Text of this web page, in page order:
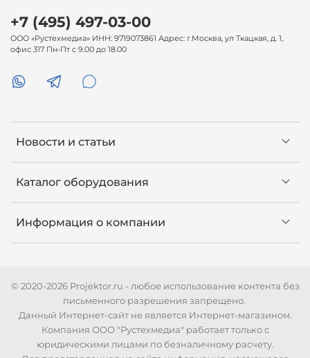
Новости и статьи
Каталог оборудования
Информация о компании
+7 (495) 497-03-00
ООО «Рустехмедиа» ИНН: 9719073861 Адрес: г.Москва, ул Ткацкая, д. 1,
офис 317 Пн-Пт с 9.00 до 18.00
© 2020-2026 Projektor.ru - любое использование контента без
письменного разрешения запрещено.
Данный Интернет-сайт не является Интернет-магазином.
Компания ООО "Рустехмедиа" работает только с
юридическими лицами по безналичному расчету.